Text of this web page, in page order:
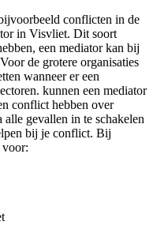
conflicten in de
in Visvliet. Dit soort
een mediator kan bij
de grotere organisaties
wanneer er een
kunnen een mediator
conflict hebben over
gevallen in te schakelen
bij je conflict. Bij